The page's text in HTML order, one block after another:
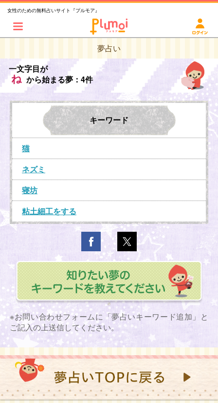
女性のための無料占いサイト『プルモア』
夢占い
一文字目が
ね から始まる夢：4件
キーワード
猫
ネズミ
寝坊
粘土細工をする
※お問い合わせフォームに「夢占いキーワード追加」と
ご記入の上送信してください。